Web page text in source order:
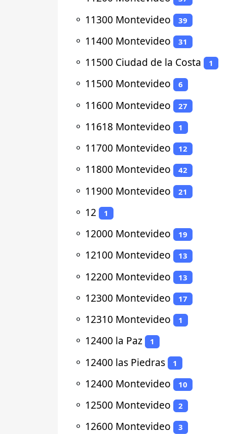
⚬ 11300 Montevideo 39
⚬ 11400 Montevideo 31
⚬ 11500 Ciudad de la Costa 1
⚬ 11500 Montevideo 6
⚬ 11600 Montevideo 27
⚬ 11618 Montevideo 1
⚬ 11700 Montevideo 12
⚬ 11800 Montevideo 42
⚬ 11900 Montevideo 21
⚬ 12 1
⚬ 12000 Montevideo 19
⚬ 12100 Montevideo 13
⚬ 12200 Montevideo 13
⚬ 12300 Montevideo 17
⚬ 12310 Montevideo 1
⚬ 12400 la Paz 1
⚬ 12400 las Piedras 1
⚬ 12400 Montevideo 10
⚬ 12500 Montevideo 2
⚬ 12600 Montevideo 3